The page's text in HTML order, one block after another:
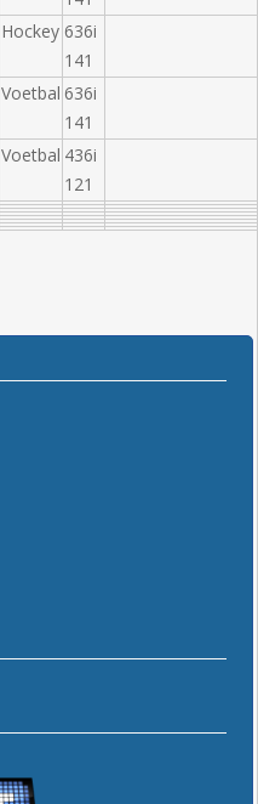
Hockey 636i
141
Voetbal 636i
141
Voetbal 436i
121